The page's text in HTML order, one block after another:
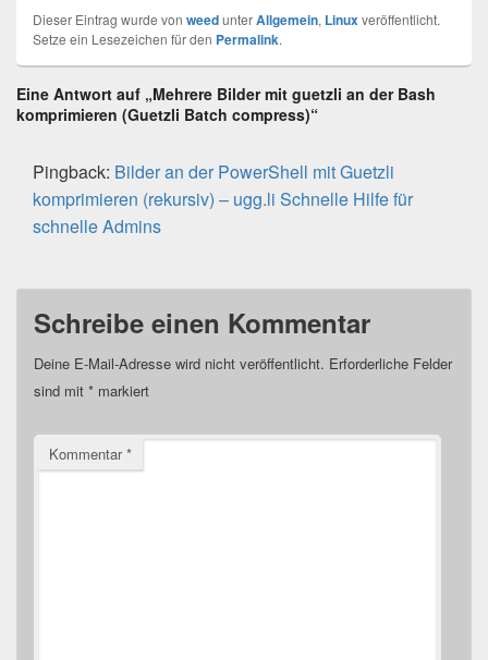
Dieser Eintrag wurde von weedunterAllgemein, Linuxveröffentlicht.
Setze ein Lesezeichen für den Permalink.
Eine Antwort auf „Mehrere Bilder mit guetzli an der Bash
komprimieren (Guetzli Batch compress)“
Pingback: Bilder an der PowerShell mit Guetzli
komprimieren (rekursiv) – ugg.li Schnelle Hilfe für
schnelle Admins
Schreibe einen Kommentar
Deine E-Mail-Adresse wird nicht veröffentlicht. Erforderliche Felder
sind mit * markiert
Kommentar*